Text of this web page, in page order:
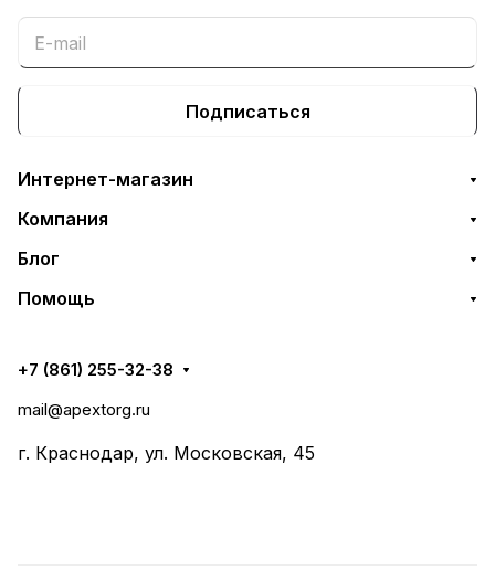
Подписаться
Интернет-магазин
Компания
Блог
Помощь
+7 (861) 255-32-38
mail@apextorg.ru
г. Краснодар, ул. Московская, 45